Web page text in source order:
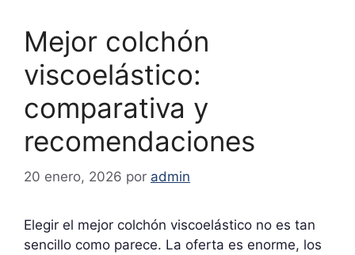
Mejor colchón
viscoelástico:
comparativa y
recomendaciones
20 enero, 2026 por admin
Elegir el mejor colchón viscoelástico no es tan
sencillo como parece. La oferta es enorme, los